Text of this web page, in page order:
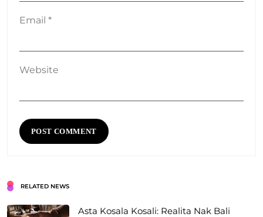
Email *
Website
RELATED NEWS
Asta Kosala Kosali: Realita Nak Bali